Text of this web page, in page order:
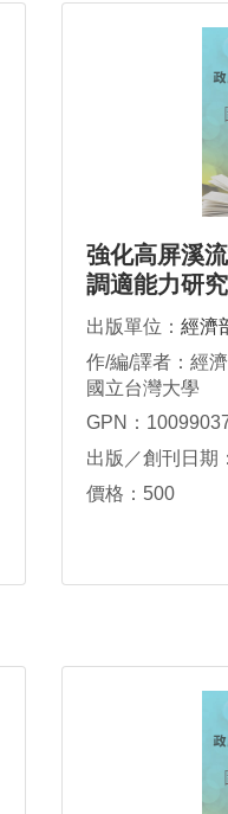
強化高屏溪
調適能力研
出版單位： 經濟
作/編/譯者：經
國立台灣大學
GPN：
出版／創刊日期
價格：500